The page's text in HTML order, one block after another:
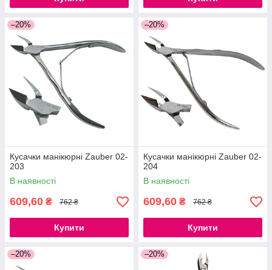
–20%
Кусачки манікюрні Zauber 02-
203
В наявності
609,60 ₴ 762 ₴
Купити
–20%
Кусачки манікюрні Zauber 02-
204
В наявності
609,60 ₴ 762 ₴
Купити
–20% –20%